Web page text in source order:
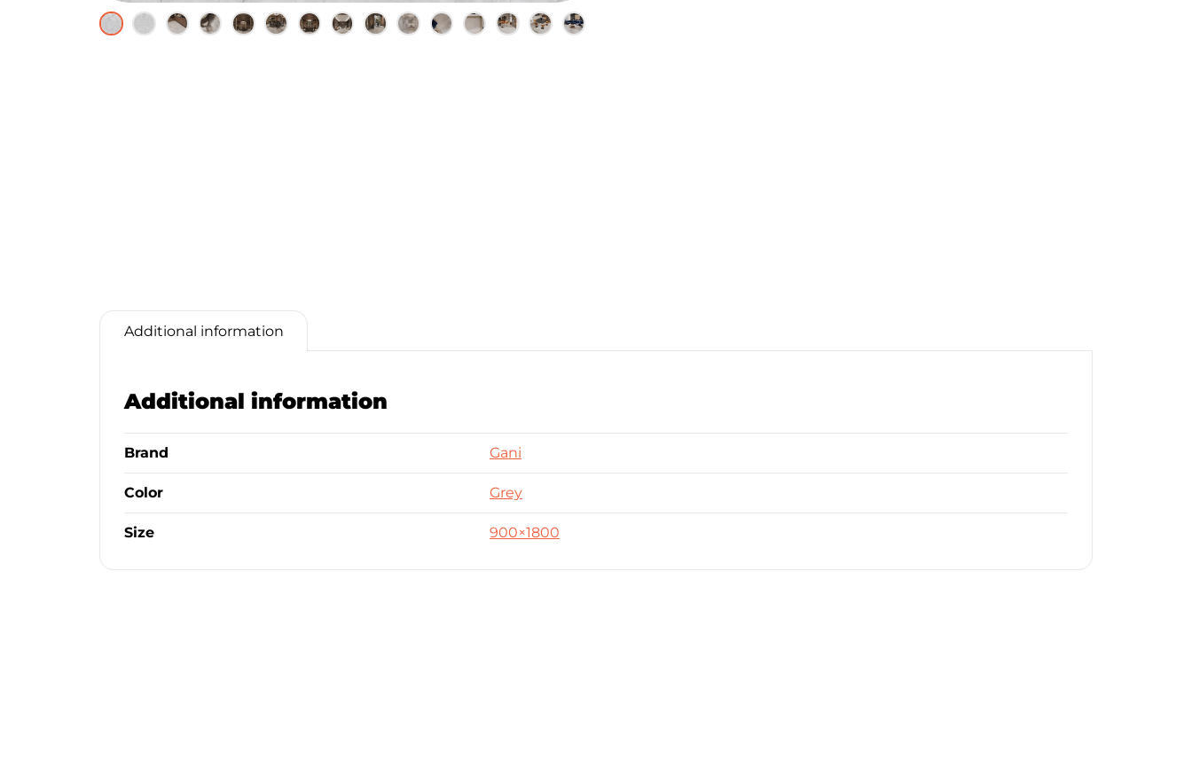
Additional information
Additional information
Brand Gani
Color Grey
Size 900×1800